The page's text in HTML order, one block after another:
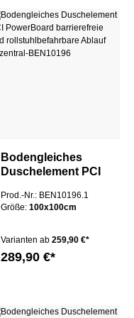
Bodengleiches
Duschelement PCI
barrierefreie und
rollstuhlbefahrbare
Prod.-Nr.: BEN10196.1
Größe: 100x100cm
Varianten ab 259,90 €*
289,90 €*